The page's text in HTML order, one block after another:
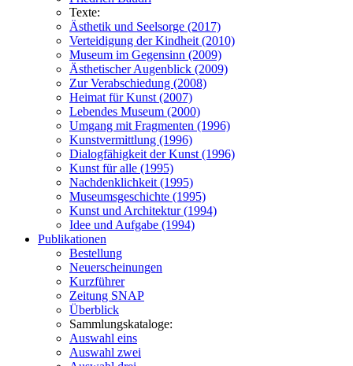
Texte:
Ästhetik und Seelsorge (2017)
Verteidigung der Kindheit (2010)
Museum im Gegensinn (2009)
Ästhetischer Augenblick (2009)
Zur Verabschiedung (2008)
Heimat für Kunst (2007)
Lebendes Museum (2000)
Umgang mit Fragmenten (1996)
Kunstvermittlung (1996)
Dialogfähigkeit der Kunst (1996)
Kunst für alle (1995)
Nachdenklichkeit (1995)
Museumsgeschichte (1995)
Kunst und Architektur (1994)
Idee und Aufgabe (1994)
Publikationen
Bestellung
Neuerscheinungen
Kurzführer
Zeitung SNAP
Überblick
Sammlungskataloge:
Auswahl eins
Auswahl zwei